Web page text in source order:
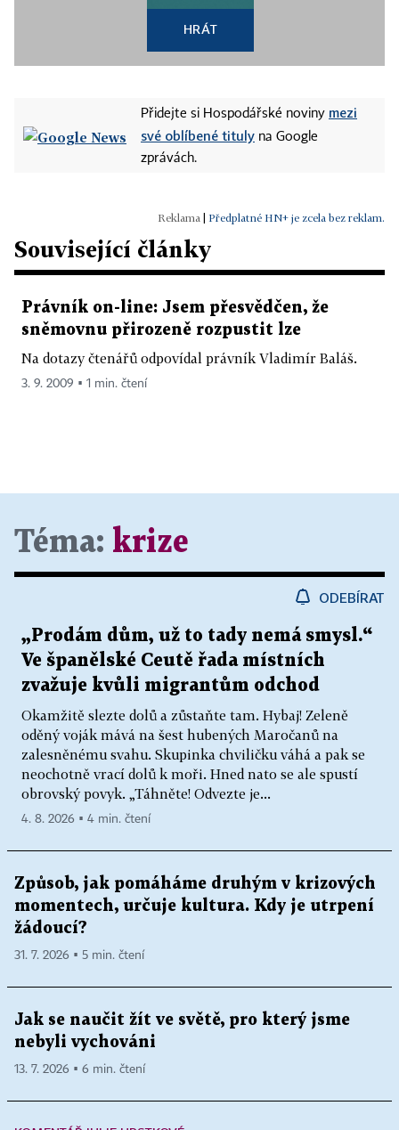
HRÁT
Přidejte si Hospodářské noviny mezi
své oblíbené tituly na Google
zprávách.
Předplatné HN+ je zcela bez reklam.
Související články
Právník on-line: Jsem přesvědčen, že
sněmovnu přirozeně rozpustit lze
Na dotazy čtenářů odpovídal právník Vladimír Baláš.
3. 9. 2009 ▪ 1 min. čtení
Téma: krize
ODEBÍRAT
„Prodám dům, už to tady nemá smysl.“
Ve španělské Ceutě řada místních
zvažuje kvůli migrantům odchod
Okamžitě slezte dolů a zůstaňte tam. Hybaj! Zeleně
oděný voják mává na šest hubených Maročanů na
zalesněnému svahu. Skupinka chviličku váhá a pak se
neochotně vrací dolů k moři. Hned nato se ale spustí
obrovský povyk. „Táhněte! Odvezte je...
4. 8. 2026 ▪ 4 min. čtení
Způsob, jak pomáháme druhým v krizových
momentech, určuje kultura. Kdy je utrpení
žádoucí?
31. 7. 2026 ▪ 5 min. čtení
Jak se naučit žít ve světě, pro který jsme
nebyli vychováni
13. 7. 2026 ▪ 6 min. čtení